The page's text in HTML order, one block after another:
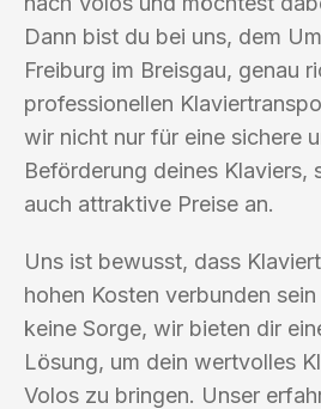
Dann bist du bei uns, dem
Freiburg im Breisgau, genau
professionellen
wir nicht nur für eine sichere
Beförderung deines Klaviers,
auch attraktive Preise an.
Uns ist bewusst, dass
hohen Kosten verbunden
keine Sorge, wir bieten dir
Lösung, um dein wertvolles
Volos zu bringen. Unser